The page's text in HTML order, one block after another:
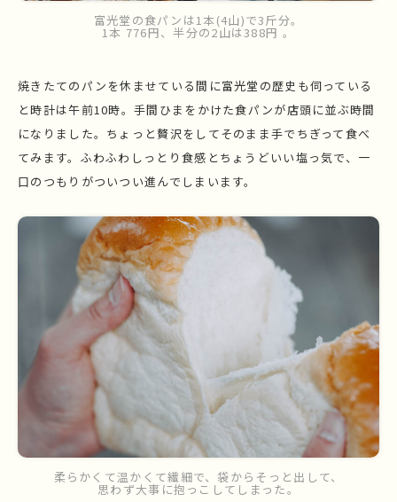
富光堂の食パンは1本(4山)で3斤分。
1本 776円、半分の2山は388円 。
焼きたてのパンを休ませている間に富光堂の歴史も伺っている
と時計は午前10時。手間ひまをかけた食パンが店頭に並ぶ時間
になりました。ちょっと贅沢をしてそのまま手でちぎって食べ
てみます。ふわふわしっとり食感とちょうどいい塩っ気で、一
口のつもりがついつい進んでしまいます。
柔らかくて温かくて繊細で、袋からそっと出して、
思わず大事に抱っこしてしまった。